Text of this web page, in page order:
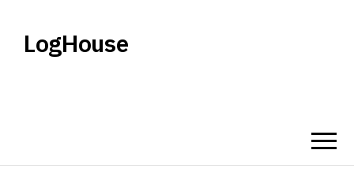
LogHouse